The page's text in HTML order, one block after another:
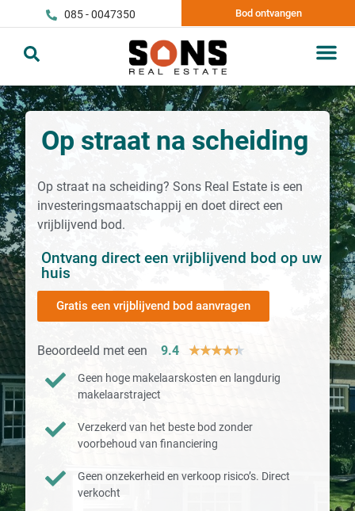
085 - 0047350 Bod ontvangen
Op straat na scheiding
Op straat na scheiding? Sons Real Estate is een
investeringsmaatschappij en doet direct een
vrijblijvend bod.
Ontvang direct een vrijblijvend bod op uw
huis
Gratis een vrijblijvend bod aanvragen
Beoordeeld met een 9.4 ★★★★★
Geen hoge makelaarskosten en langdurig
makelaarstraject
Verzekerd van het beste bod zonder
voorbehoud van financiering
Geen onzekerheid en verkoop risico’s. Direct
verkocht